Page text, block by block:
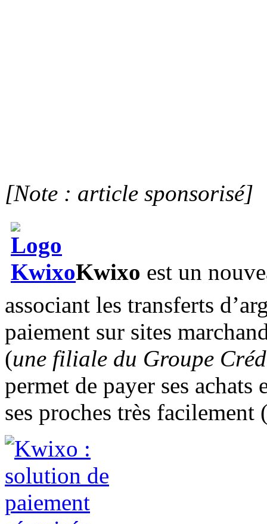
[Note : article sponsorisé]
Kwixo est un
associant les transferts
paiement sur sites
(une filiale du Groupe
permet de payer ses
ses proches très facilement